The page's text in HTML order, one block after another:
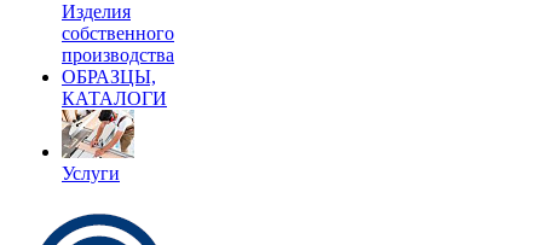
Изделия
собственного
производства
ОБРАЗЦЫ,
КАТАЛОГИ
Услуги